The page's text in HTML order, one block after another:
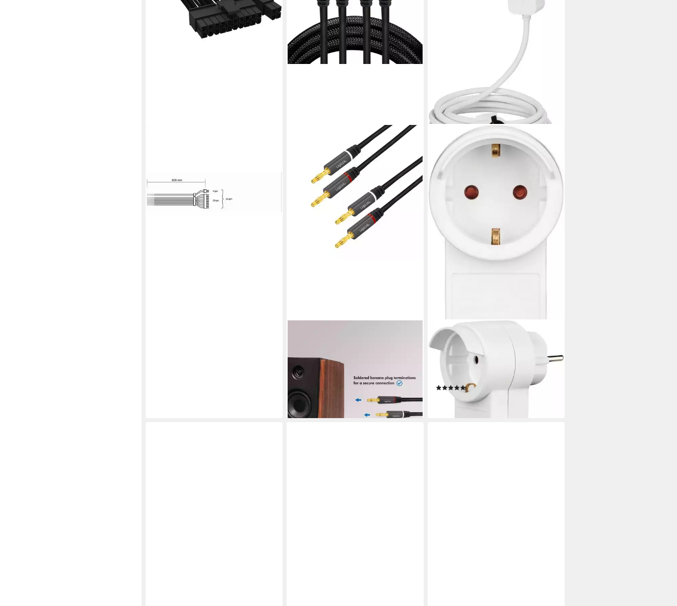
lieferbar - in 2-3 Werktagen bei dir
(300 cm), Lautsprecherkabel, 2x2
Stecker, Nylon, schwarz, 2x2,5mm²
ab 25,94 €
lieferbar - in 2-3 Werktagen bei dir
HAMA
Verlängerungskabel, Typ F (Schuko),
Typ F (Schuko) (300 cm),
Schutzkontakt, Zusatzsteckdose,
Strom-Verlängerungskabel
(38)
ab 19,89 €
lieferbar - in 2-3 Werktagen bei dir